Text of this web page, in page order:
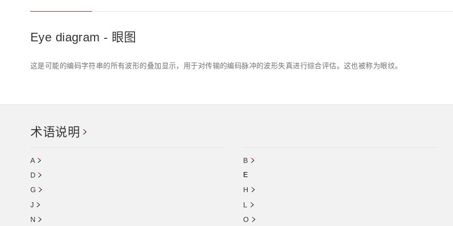
Eye diagram - 眼图
这是可能的编码字符串的所有波形的叠加显示，用于对传输的编码脉冲的波形失真进行综合评估。这也被称为眼纹。
术语说明
A B
D
E
G
H
J
L
N
O